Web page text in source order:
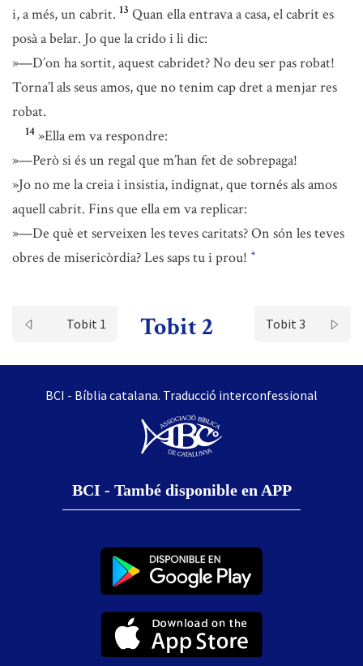
i, a més, un cabrit. 13 Quan ella entrava a casa, el cabrit es
posà a belar. Jo que la crido i li dic:
»—D’on ha sortit, aquest cabridet? No deu ser pas robat!
Torna’l als seus amos, que no tenim cap dret a menjar res
robat.
14 »Ella em va respondre:
»—Però si és un regal que m’han fet de sobrepaga!
»Jo no me la creia i insistia, indignat, que tornés als amos
aquell cabrit. Fins que ella em va replicar:
»—De què et serveixen les teves caritats? On són les teves
obres de misericòrdia? Les saps tu i prou! *
Tobit 1 Tobit 2 Tobit 3
BCI - Bíblia catalana. Traducció interconfessional
BCI - També disponible en APP